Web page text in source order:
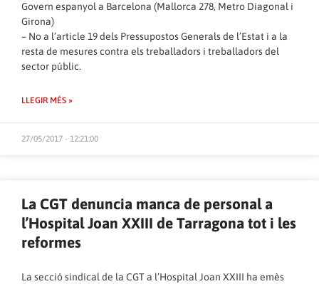
Govern espanyol a Barcelona (Mallorca 278, Metro Diagonal i
Girona)
– No a l’article 19 dels Pressupostos Generals de l’Estat i a la
resta de mesures contra els treballadors i treballadors del
sector públic.
LLEGIR MÉS »
27/05/2017 - 12:21:00
La CGT denuncia manca de personal a
l’Hospital Joan XXIII de Tarragona tot i les
reformes
La secció sindical de la CGT a l’Hospital Joan XXIII ha emès